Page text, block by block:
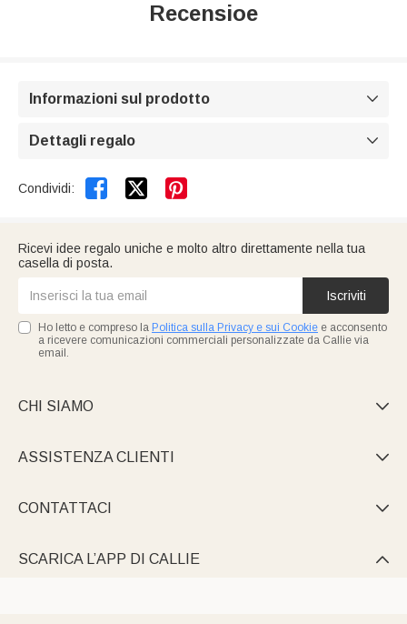
Recensioe
Informazioni sul prodotto 
Dettagli regalo 
Condividi:  
Ricevi idee regalo uniche e molto altro direttamente nella tua
casella di posta.
Iscriviti
Ho letto e compreso la Politica sulla Privacy e sui Cookie e acconsento
a ricevere comunicazioni commerciali personalizzate da Callie via
email.
CHI SIAMO 
ASSISTENZA CLIENTI 
CONTATTACI 
SCARICA L’APP DI CALLIE 